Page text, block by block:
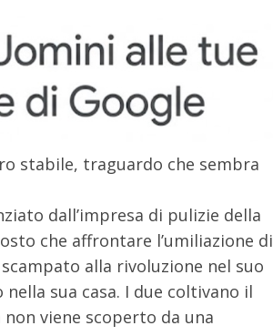
stabile, traguardo che sembra
dall’impresa di pulizie della
che affrontare l’umiliazione di
alla rivoluzione nel suo
sua casa. I due coltivano il
viene scoperto da una